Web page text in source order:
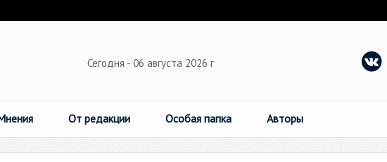
Сегодня - 06 августа 2026 г
От редакции Особая папка Авторы